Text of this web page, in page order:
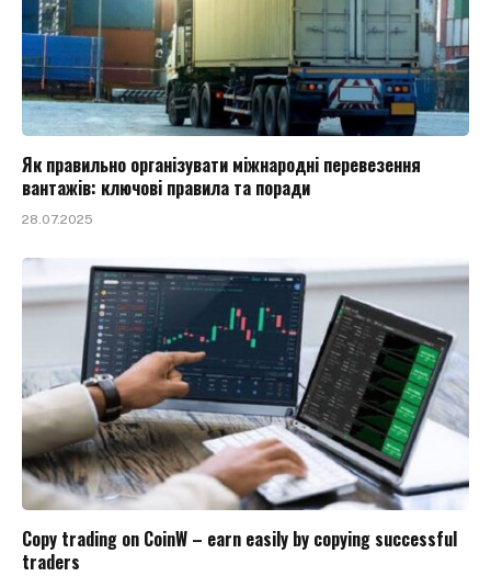
Як правильно організувати міжнародні перевезення
вантажів: ключові правила та поради
28.07.2025
Copy trading on CoinW – earn easily by copying successful
traders